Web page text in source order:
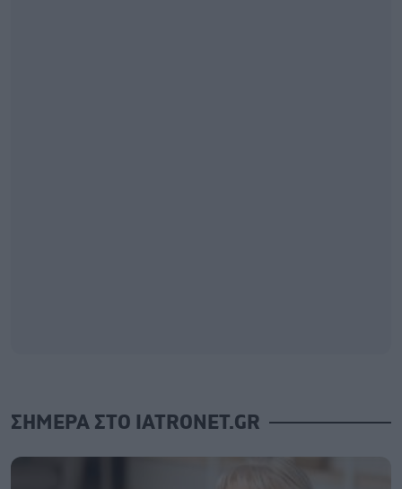
ΣΗΜΕΡΑ ΣΤΟ IATRONET.GR